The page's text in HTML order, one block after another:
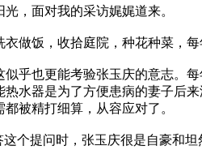
，面对我的采访娓娓道来。
做饭，收拾庭院，种花种菜，
乎也更能考验张玉庆的意志。
水器是为了方便患病的妻子后
被精打细算，从容应对了。
个提问时，张玉庆很是自豪和